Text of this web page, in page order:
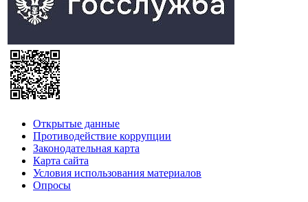
Открытые данные
Противодействие коррупции
Законодательная карта
Карта сайта
Условия использования материалов
Опросы